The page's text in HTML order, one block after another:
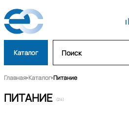
Каталог
Главная Каталог Питание
ПИТАНИЕ (24)